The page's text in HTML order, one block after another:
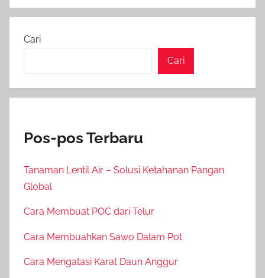
Cari
Cari
Pos-pos Terbaru
Tanaman Lentil Air – Solusi Ketahanan Pangan
Global
Cara Membuat POC dari Telur
Cara Membuahkan Sawo Dalam Pot
Cara Mengatasi Karat Daun Anggur